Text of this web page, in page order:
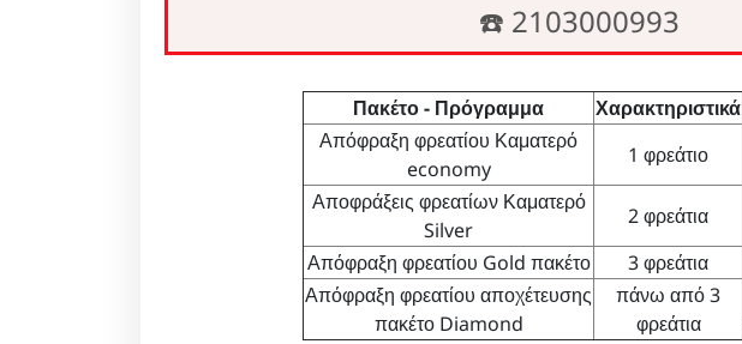
☎️ 2103000993
Πακέτο - Πρόγραμμα Χαρακτηριστικά
Απόφραξη φρεατίου Καματερό
economy
1 φρεάτιο
Αποφράξεις φρεατίων Καματερό
Silver
2 φρεάτια
Απόφραξη φρεατίου Gold πακέτο
3 φρεάτια
Απόφραξη φρεατίου αποχέτευσης
πακέτο Diamond
πάνω από 3
φρεάτια